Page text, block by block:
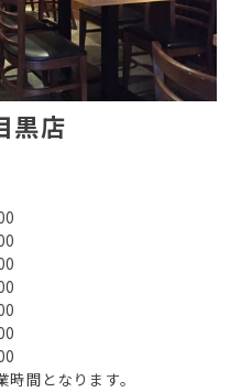
店
間となります。